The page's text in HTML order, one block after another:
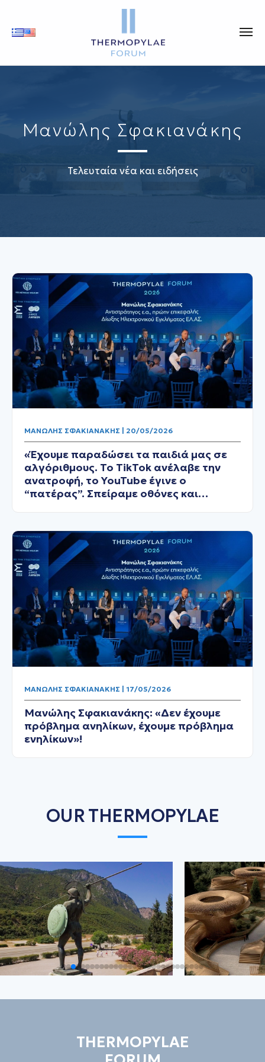
Μανώλης Σφακιανάκης
Τελευταία νέα και ειδήσεις
ΜΑΝΏΛΗΣ ΣΦΑΚΙΑΝΆΚΗΣ | 20/05/2026
«Έχουμε παραδώσει τα παιδιά μας σε
αλγόριθμους. Το TikTok ανέλαβε την
ανατροφή, το YouTube έγινε ο
“πατέρας”. Σπείραμε οθόνες και
ΜΑΝΏΛΗΣ ΣΦΑΚΙΑΝΆΚΗΣ | 17/05/2026
Μανώλης Σφακιανάκης: «Δεν έχουμε
πρόβλημα ανηλίκων, έχουμε πρόβλημα
ενηλίκων»!
OUR THERMOPYLAE
THERMOPYLAE